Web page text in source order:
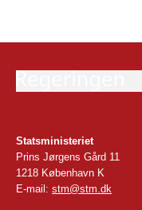
Statsministeriet
Prins Jørgens Gård 11
1218 København K
E-mail: stm@stm.dk